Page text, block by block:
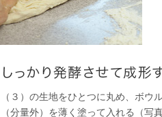
（３）の生地をひとつに丸め、ボウ
（分量外）を薄く塗って入れる（写